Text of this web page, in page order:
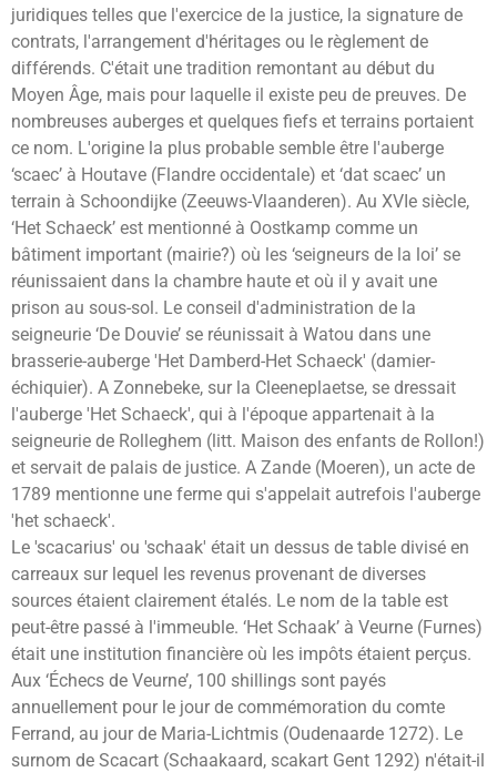
juridiques telles que l'exercice de la justice, la signature de
contrats, l'arrangement d'héritages ou le règlement de
différends. C'était une tradition remontant au début du
Moyen Âge, mais pour laquelle il existe peu de preuves. De
nombreuses auberges et quelques fiefs et terrains portaient
ce nom. L'origine la plus probable semble être l'auberge
‘scaec’ à Houtave (Flandre occidentale) et ‘dat scaec’ un
terrain à Schoondijke (Zeeuws-Vlaanderen). Au XVIe siècle,
‘Het Schaeck’ est mentionné à Oostkamp comme un
bâtiment important (mairie?) où les ‘seigneurs de la loi’ se
réunissaient dans la chambre haute et où il y avait une
prison au sous-sol. Le conseil d'administration de la
seigneurie ‘De Douvie’ se réunissait à Watou dans une
brasserie-auberge 'Het Damberd-Het Schaeck' (damier-
échiquier). A Zonnebeke, sur la Cleeneplaetse, se dressait
l'auberge 'Het Schaeck', qui à l'époque appartenait à la
seigneurie de Rolleghem (litt. Maison des enfants de Rollon!)
et servait de palais de justice. A Zande (Moeren), un acte de
1789 mentionne une ferme qui s'appelait autrefois l'auberge
'het schaeck'.
Le 'scacarius' ou 'schaak' était un dessus de table divisé en
carreaux sur lequel les revenus provenant de diverses
sources étaient clairement étalés. Le nom de la table est
peut-être passé à l'immeuble. ‘Het Schaak’ à Veurne (Furnes)
était une institution financière où les impôts étaient perçus.
Aux ‘Échecs de Veurne’, 100 shillings sont payés
annuellement pour le jour de commémoration du comte
Ferrand, au jour de Maria-Lichtmis (Oudenaarde 1272). Le
surnom de Scacart (Schaakaard, scakart Gent 1292) n'était-il